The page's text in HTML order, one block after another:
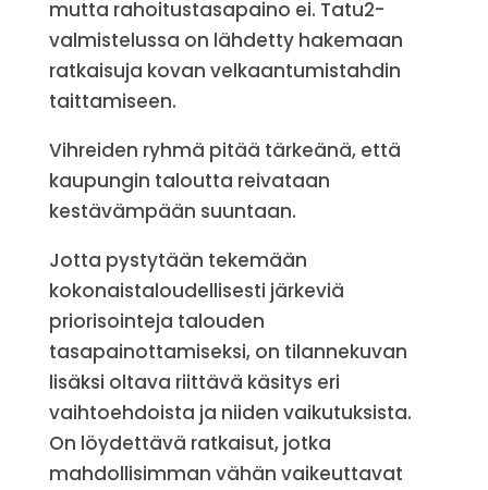
mutta rahoitustasapaino ei. Tatu2-
valmistelussa on lähdetty hakemaan
ratkaisuja kovan velkaantumistahdin
taittamiseen.
Vihreiden ryhmä pitää tärkeänä, että
kaupungin taloutta reivataan
kestävämpään suuntaan.
Jotta pystytään tekemään
kokonaistaloudellisesti järkeviä
priorisointeja talouden
tasapainottamiseksi, on tilannekuvan
lisäksi oltava riittävä käsitys eri
vaihtoehdoista ja niiden vaikutuksista.
On löydettävä ratkaisut, jotka
mahdollisimman vähän vaikeuttavat